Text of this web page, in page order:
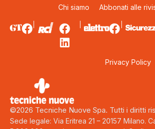
Chi siamo Abbonati alle
Privacy Policy
©2026 Tecniche Nuove Spa. Tutti i diritti
Sede legale: Via Eritrea 21 – 20157 Milano.